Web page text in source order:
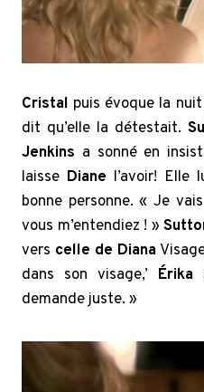
Cristal puis évoque la
dit qu’elle la détestait.
Jenkins a sonné en
laisse Diane l’avoir! Elle
bonne personne.« Je
vous m’entendiez ! »
vers celle de Diana
dans son visage,’ Érika
demande juste. »